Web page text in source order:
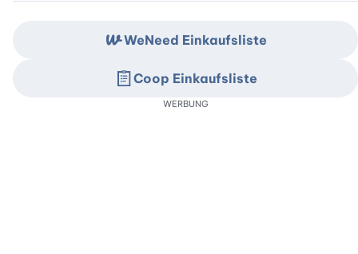
WeNeed Einkaufsliste
Coop Einkaufsliste
WERBUNG